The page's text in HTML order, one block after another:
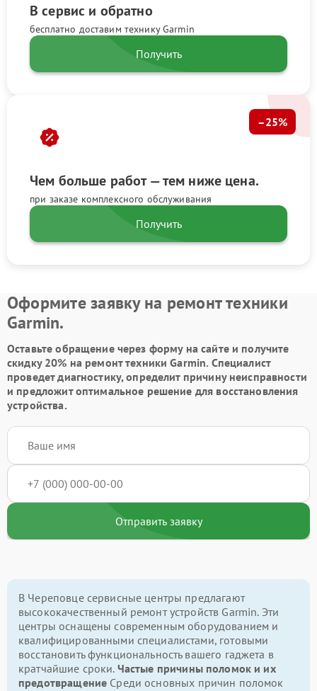
В сервис и обратно
бесплатно доставим технику Garmin
Получить
Чем больше работ — тем ниже цена.
при заказе комплексного обслуживания
–25%
Получить
Оформите заявку на ремонт техники
Garmin.
Оставьте обращение через форму на сайте и получите
скидку 20% на ремонт техники Garmin. Специалист
проведет диагностику, определит причину неисправности
и предложит оптимальное решение для восстановления
устройства.
Отправить заявку
В Череповце сервисные центры предлагают
высококачественный ремонт устройств Garmin. Эти
центры оснащены современным оборудованием и
квалифицированными специалистами, готовыми
восстановить функциональность вашего гаджета в
кратчайшие сроки. Частые причины поломок и их
предотвращение Среди основных причин поломок